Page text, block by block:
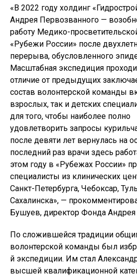
«В 2022 году холдинг
Андрея Первозванного —
работу Медико-
«Рубежи России» после
перерыва, обусловленного
Масштабная экспедиция
отличие от предыдущих
состав волонтерской команды
взрослых, так и детских
для того, чтобы наиболее полно
удовлетворить запросы
после девяти лет вернулась на
последний раз врачи здесь
этом году в «Рубежах России»
специалисты из клинических
Санкт-Петербурга, Чебоксар,
Сахалинска», —
Бушуев, директор Фонда Андрея
По сложившейся традиции
волонтерской команды был
й экспедиции. Им стал
высшей квалификационной